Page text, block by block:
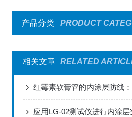
产品分类 PRODUCT
相关文章 RELATED